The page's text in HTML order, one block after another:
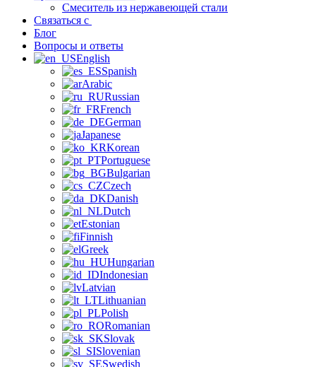
Смеситель из нержавеющей стали
Связаться с
Блог
Вопросы и ответы
English
Spanish
Arabic
Russian
French
German
Japanese
Korean
Portuguese
Bulgarian
Czech
Danish
Dutch
Estonian
Finnish
Greek
Hungarian
Indonesian
Latvian
Lithuanian
Polish
Romanian
Slovak
Slovenian
Swedish